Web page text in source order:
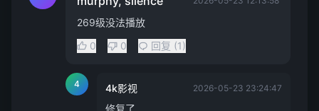
269级没法播放
0
0 回复 (1)
4 4k影视 2026-05-23 23:24:47